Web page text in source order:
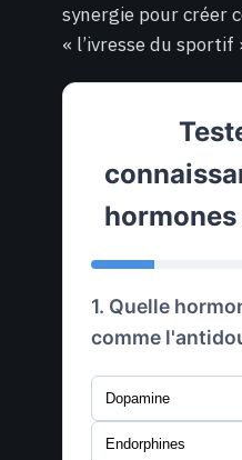
synergie pour créer
« l’ivresse du sportif
1. Quelle
comme
Dopamine
Endorphines